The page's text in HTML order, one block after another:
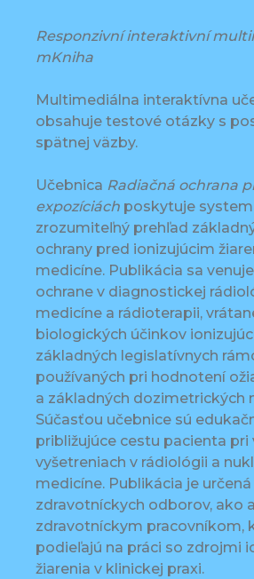
Responzivní interaktivní
mKniha
Multimediálna interaktívna
obsahuje testové otázky s
spätnej väzby.
Učebnica Radiačná ochrana
expozíciách poskytuje
zrozumiteľný prehľad
ochrany pred ionizujúcim
medicíne. Publikácia sa
ochrane v diagnostickej
medicíne a rádioterapii,
biologických účinkov
základných legislatívnych
používaných pri hodnotení
a základných dozimetrických
Súčasťou učebnice sú
približujúce cestu pacienta pri
vyšetreniach v rádiológii a
medicíne. Publikácia je
zdravotníckych odborov, ako
zdravotníckym pracovníkom,
podieľajú na práci so zdrojmi
žiarenia v klinickej praxi.